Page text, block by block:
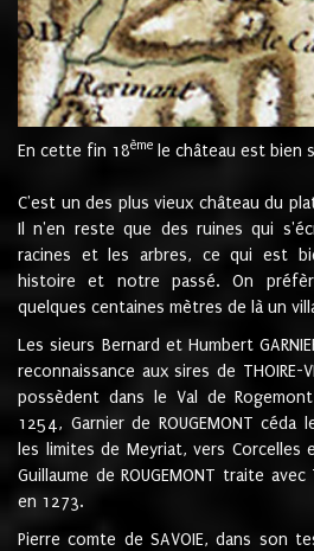
En cette fin 18ème le château est bien
C'est un des plus vieux château du
Il n'en reste que des ruines qui
racines et les arbres, ce qui est
histoire et notre passé. On
quelques centaines mètres de là un
Les sieurs Bernard et Humbert
reconnaissance aux sires de THOIRE-
possèdent dans le Val de
1254, Garnier de ROUGEMONT
les limites de Meyriat, vers Corcelles
Guillaume de ROUGEMONT traite
en 1273.
Pierre comte de SAVOIE, dans son